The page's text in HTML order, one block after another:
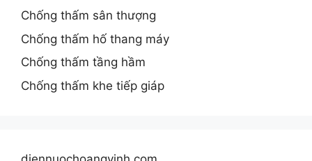
Chống thấm sân thượng
Chống thấm hố thang máy
Chống thấm tầng hầm
Chống thấm khe tiếp giáp